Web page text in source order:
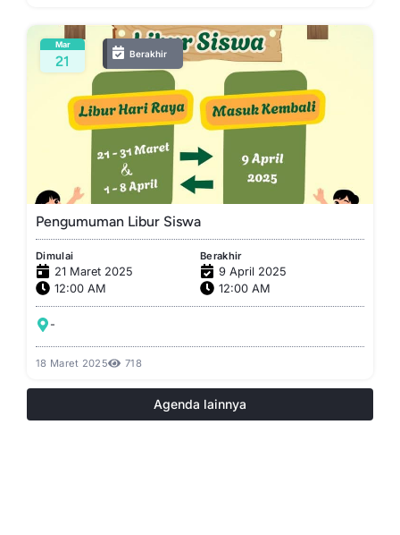
Pengumuman Libur Siswa
Dimulai
21 Maret 2025
12:00 AM
Berakhir
9 April 2025
12:00 AM
-
18 Maret 2025 718
Mar
21 Berakhir
Agenda lainnya